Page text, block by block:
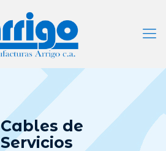
Cables de
Servicios